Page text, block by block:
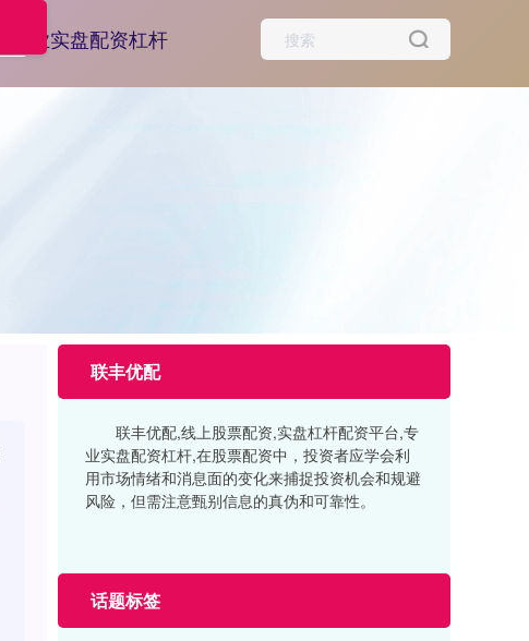
专业实盘配资杠杆
联丰优配
联丰优配,线上股票配资,实盘杠杆配资平台,专
业实盘配资杠杆,在股票配资中，投资者应学会利
用市场情绪和消息面的变化来捕捉投资机会和规避
风险，但需注意甄别信息的真伪和可靠性。
话题标签